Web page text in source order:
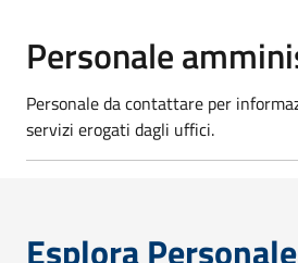
Personale
Personale da contattare per
servizi erogati dagli uffici.
Esplora Personale